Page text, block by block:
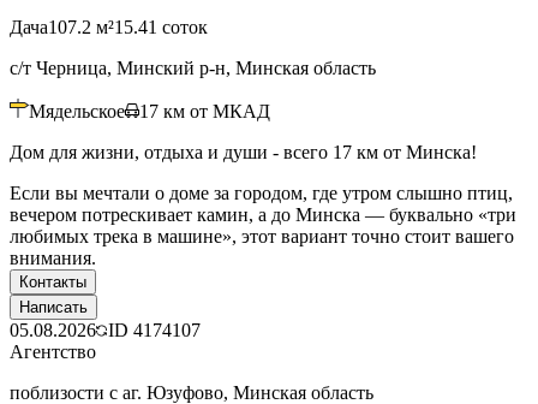
Дача107.2 м²15.41 соток
с/т Черница, Минский р-н, Минская область
Мядельское 17 км от МКАД
Дом для жизни, отдыха и души - всего 17 км от Минска!
Если вы мечтали о доме за городом, где утром слышно птиц,
вечером потрескивает камин, а до Минска — буквально «три
любимых трека в машине», этот вариант точно стоит вашего
внимания.
Контакты
Написать
05.08.2026 ID 4174107
Агентство
поблизости с аг. Юзуфово, Минская область